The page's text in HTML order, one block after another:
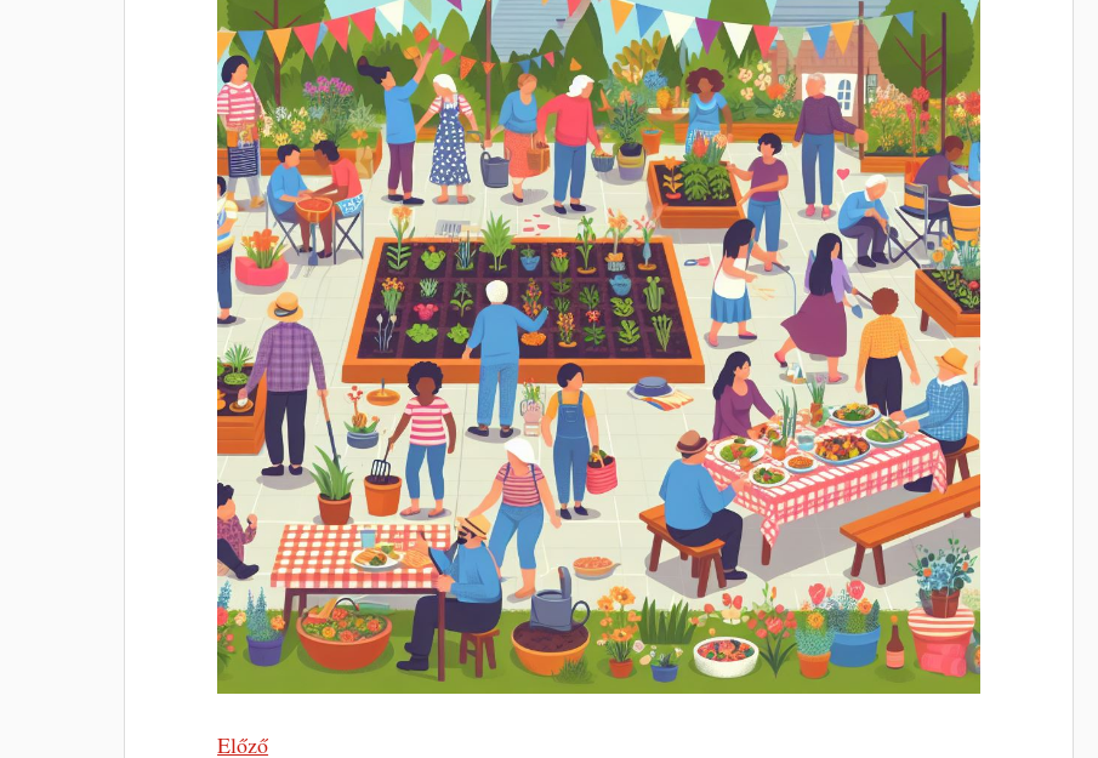
Előző